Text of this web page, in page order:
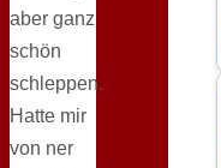
aber ganz
schön
schleppen.
Hatte mir
von ner